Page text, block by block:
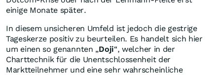
einige Monate später.
In diesem unsicheren Umfeld ist jedoch die gestrige
Tageskerze positiv zu beurteilen. Es handelt sich hier
um einen so genannten „Doji“, welcher in der
Charttechnik für die Unentschlossenheit der
Marktteilnehmer und eine sehr wahrscheinliche